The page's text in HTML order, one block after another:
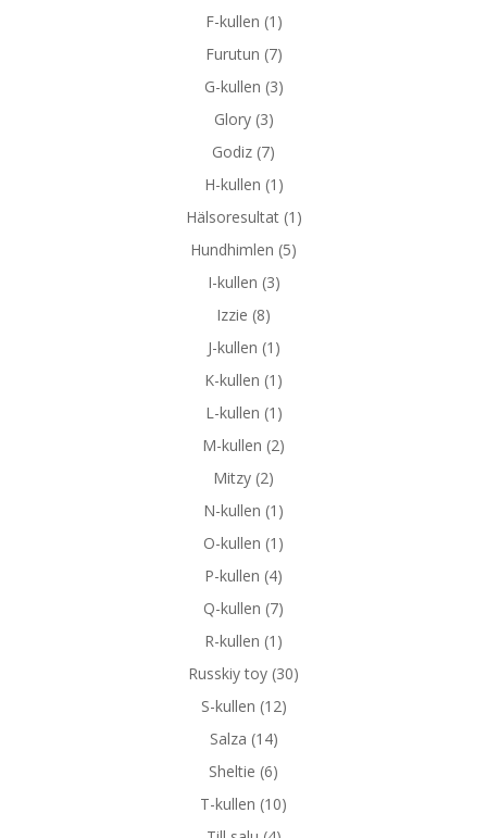
F-kullen (1)
Furutun (7)
G-kullen (3)
Glory(3)
Godiz (7)
H-kullen (1)
Hälsoresultat(1)
Hundhimlen (5)
I-kullen (3)
Izzie (8)
J-kullen (1)
K-kullen (1)
L-kullen (1)
M-kullen (2)
Mitzy (2)
N-kullen (1)
O-kullen (1)
P-kullen (4)
Q-kullen (7)
R-kullen (1)
Russkiy toy (30)
S-kullen (12)
Salza (14)
Sheltie (6)
T-kullen (10)